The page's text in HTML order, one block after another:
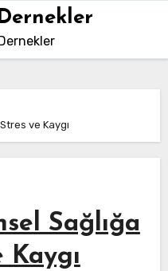
ve Kaygı
Sağlığa
Kaygı